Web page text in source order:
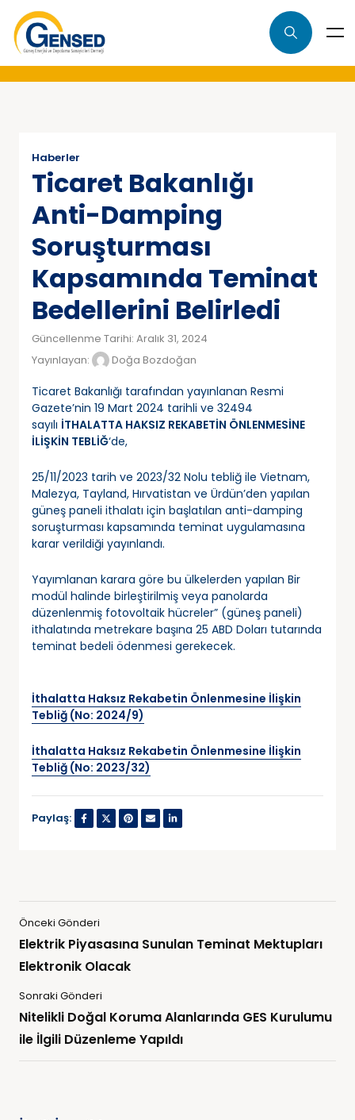
Haberler
Ticaret Bakanlığı
Anti-Damping
Soruşturması
Kapsamında Teminat
Bedellerini Belirledi
Güncellenme Tarihi: Aralık 31, 2024
Yayınlayan:
Doğa Bozdoğan
Ticaret Bakanlığı tarafından yayınlanan Resmi
Gazete’nin 19 Mart 2024 tarihli ve 32494
sayılı İTHALATTA HAKSIZ REKABETİN ÖNLENMESİNE
İLİŞKİN TEBLİĞ‘de,
25/11/2023 tarih ve 2023/32 Nolu tebliğ ile Vietnam,
Malezya, Tayland, Hırvatistan ve Ürdün’den yapılan
güneş paneli ithalatı için başlatılan anti-damping
soruşturması kapsamında teminat uygulamasına
karar verildiği yayınlandı.
Yayımlanan karara göre bu ülkelerden yapılan Bir
modül halinde birleştirilmiş veya panolarda
düzenlenmiş fotovoltaik hücreler” (güneş paneli)
ithalatında metrekare başına 25 ABD Doları tutarında
teminat bedeli ödenmesi gerekecek.
İthalatta Haksız Rekabetin Önlenmesine İlişkin
Tebliğ (No: 2024/9)
İthalatta Haksız Rekabetin Önlenmesine İlişkin
Tebliğ (No: 2023/32)
Paylaş:
Önceki Gönderi
Elektrik Piyasasına Sunulan Teminat Mektupları
Elektronik Olacak
Sonraki Gönderi
Nitelikli Doğal Koruma Alanlarında GES Kurulumu
ile İlgili Düzenleme Yapıldı